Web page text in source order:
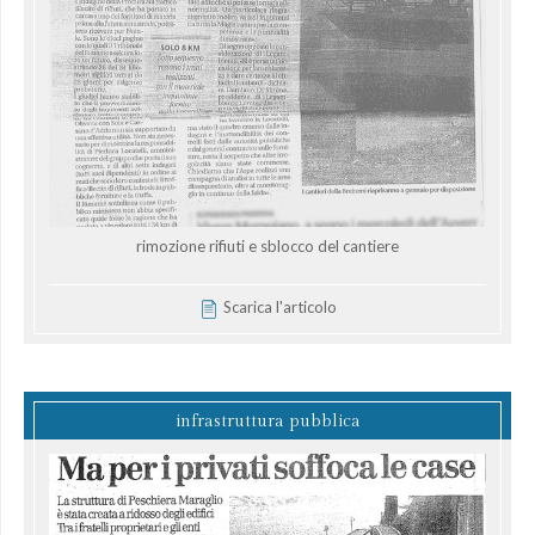
rimozione rifiuti e sblocco del cantiere
Scarica l'articolo
infrastruttura pubblica